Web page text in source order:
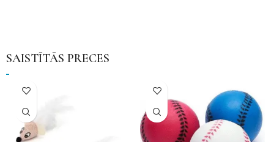
SAISTĪTĀS PRECES